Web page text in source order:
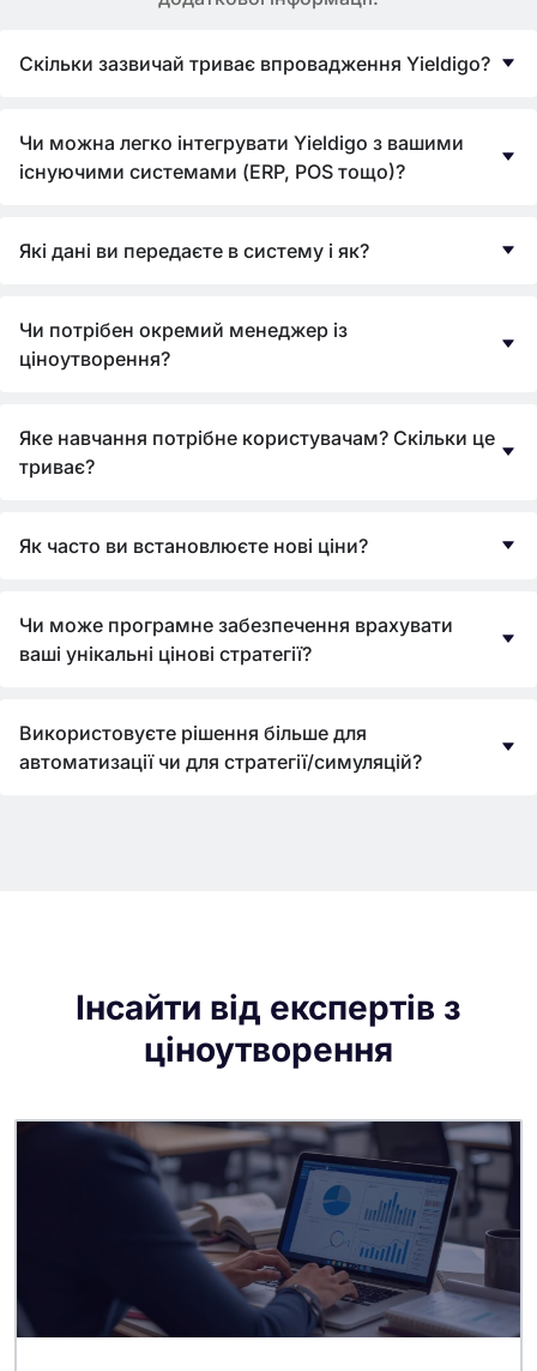
Скільки зазвичай триває впровадження Yieldigo?
Чи можна легко інтегрувати Yieldigo з вашими
існуючими системами (ERP, POS тощо)?
Які дані ви передаєте в систему і як?
Чи потрібен окремий менеджер із
ціноутворення?
Яке навчання потрібне користувачам? Скільки це
триває?
Як часто ви встановлюєте нові ціни?
Чи може програмне забезпечення врахувати
ваші унікальні цінові стратегії?
Використовуєте рішення більше для
автоматизації чи для стратегії/симуляцій?
Інсайти від експертів з
ціноутворення